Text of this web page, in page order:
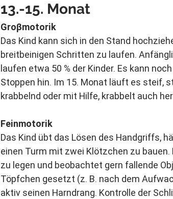
13.-15. Monat
Groβmotorik
Das Kind kann sich in den Stand
breitbeinigen Schritten zu laufen.
laufen etwa 50 % der Kinder. Es kann
Stoppen hin. Im 15. Monat läuft es steif,
krabbelnd oder mit Hilfe, krabbelt auch
Feinmotorik
Das Kind übt das Lösen des Handgriffs,
einen Turm mit zwei Klötzchen zu
zu legen und beobachtet gern fallende
Töpfchen gesetzt (z. B. nach dem
aktiv seinen Harndrang. Kontrolle der